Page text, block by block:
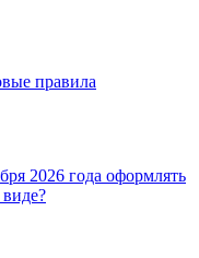
правила
2026 года оформлять